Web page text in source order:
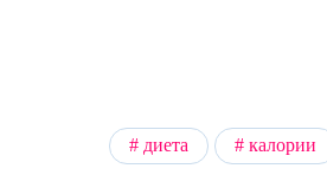
диета калории